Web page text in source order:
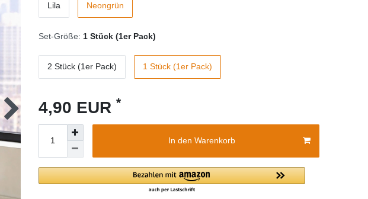
Lila Neongrün
Set-Größe: 1 Stück (1er Pack)
2 Stück (1er Pack) 1 Stück (1er Pack)
4,90 EUR *
In den Warenkorb